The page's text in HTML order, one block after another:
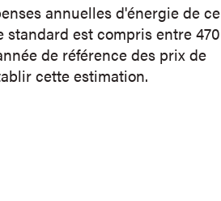
annuelles d'énergie de ce
standard est compris entre 470
de référence des prix de
cette estimation.